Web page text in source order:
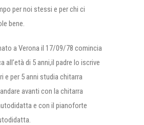
per noi stessi e per chi ci
bene.
a Verona il 17/09/78 comincia
all’età di 5 anni,il padre lo iscrive
e per 5 anni studia chitarra
avanti con la chitarra
e con il pianoforte